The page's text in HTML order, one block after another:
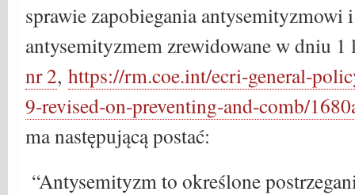
sprawie zapobiegania antysemityzmowi
antysemityzmem zrewidowane w dniu
nr 2, https://rm.coe.int/ecri-general-
9-revised-on-preventing-and-comb/
ma następującą postać:
“Antysemityzm to określone